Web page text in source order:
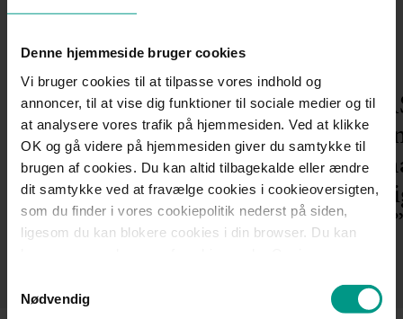
Denne hjemmeside bruger cookies
Vi bruger cookies til at tilpasse vores indhold og
annoncer, til at vise dig funktioner til sociale medier og til
at analysere vores trafik på hjemmesiden. Ved at klikke
OK og gå videre på hjemmesiden giver du samtykke til
brugen af cookies. Du kan altid tilbagekalde eller ændre
dit samtykke ved at fravælge cookies i cookieoversigten,
som du finder i vores cookiepolitik nederst på siden,
ligesom du kan blokere cookies i din browser. Du kan
behandling af personoplysninger.
Nødvendig
HjulmandKaptain
rådgiver Svanehøj i
forbindelse med opkøb
Modino
var enige
var
processen”